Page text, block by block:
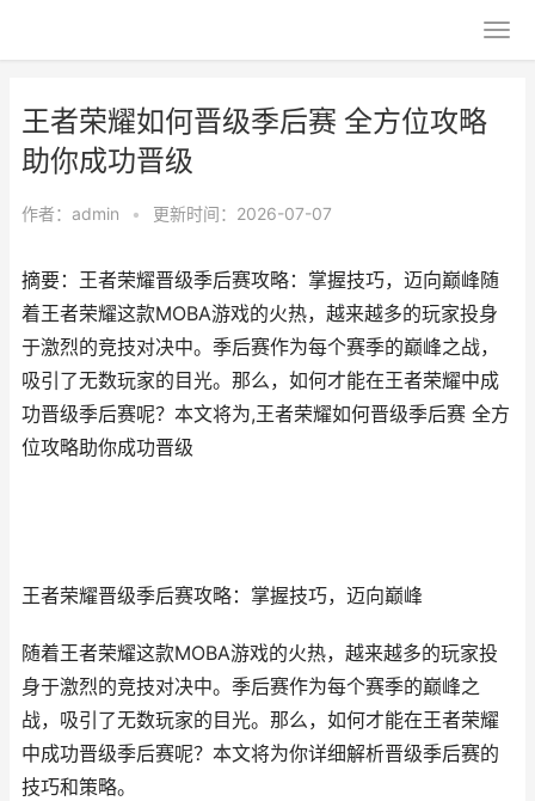
王者荣耀如何晋级季后赛 全方位攻略
助你成功晋级
作者： admin • 更新时间：2026-07-07
摘要：王者荣耀晋级季后赛攻略：掌握技巧，迈向巅峰随
着王者荣耀这款MOBA游戏的火热，越来越多的玩家投身
于激烈的竞技对决中。季后赛作为每个赛季的巅峰之战，
吸引了无数玩家的目光。那么，如何才能在王者荣耀中成
功晋级季后赛呢？本文将为,王者荣耀如何晋级季后赛 全方
位攻略助你成功晋级
王者荣耀晋级季后赛攻略：掌握技巧，迈向巅峰
随着王者荣耀这款MOBA游戏的火热，越来越多的玩家投
身于激烈的竞技对决中。季后赛作为每个赛季的巅峰之
战，吸引了无数玩家的目光。那么，如何才能在王者荣耀
中成功晋级季后赛呢？本文将为你详细解析晋级季后赛的
技巧和策略。